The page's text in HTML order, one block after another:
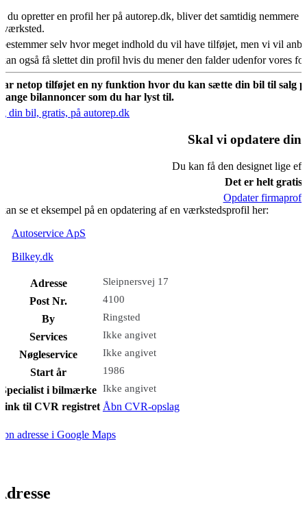
du opretter en profil her på autorep.dk, bliver det samtidig nemmere
selv hvor meget indhold du vil have tilføjet, men vi vil
også få slettet din profil hvis du mener den falder udenfor vores
netop tilføjet en ny funktion hvor du kan sætte din bil til salg
bilannoncer som du har lyst til.
din bil, gratis, på autorep.dk
Skal vi opdatere din
Du kan få den designet lige
Det er helt gratis.
Opdater firmaprofil
se et eksempel på en opdatering af en værkstedsprofil her:
Autoservice ApS
Bilkey.dk
Adresse Sleipnersvej 17
Post Nr. 4100
By Ringsted
Services Ikke angivet
Nøgleservice Ikke angivet
Start år 1986
Specialist i bilmærke Ikke angivet
til CVR registret Åbn CVR-opslag
adresse i Google Maps